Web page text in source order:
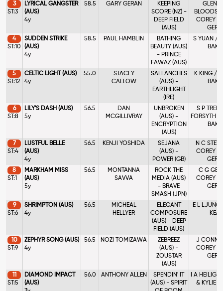
3
ST:3
LYRICAL GANGSTER
(AUS)
4y
58.5 GARY GERAN
KEEPING
SCORE (NZ) -
DEEP FIELD
(AUS)
COREY &
4
ST:10
SUDDEN STRIKE
(AUS)
4y
58.5 PAUL HAMBLIN
BATHING
BEAUTY (AUS)
- PRINCE
FAWAZ (AUS)
S YUAN /
5
ST:12
CELTIC LIGHT (AUS)
4y
55.0
STACEY
CALLOW
SALLANCHES
(AUS) -
EARTHLIGHT
(IRE)
K KING /
6
ST:8
LILY'S DASH (AUS)
5y
56.5
DAN
MCGILLIVRAY
UNBROKEN
(AUS) -
ENCRYPTION
(AUS)
S P
FORSYTH /
7
ST:4
LUSTFUL BELLE
(AUS)
4y
56.5 KENJI YOSHIDA
SEJANA
(AUS) -
POWER (GB)
N C
COREY &
8
ST:1
MARKHAM MISS
(AUS)
5y
56.5
MONTANNA
SAVVA
ROCK THE
MEDIA (AUS)
- BRAVE
SMASH (JPN)
C G
COREY &
9
ST:6
SHRIMPTON (AUS)
4y
56.5
MICHEAL
HELLYER
ELEGANT
COMPOSURE
(AUS) - DEEP
FIELD (AUS)
E L
KEAL
10
ST:9
ZEPHYR SONG (AUS)
4y
56.5 NOZI TOMIZAWA
ZEBREEZ
(AUS) -
ZOUSTAR
(AUS)
J
COREY &
11
ST:5
DIAMOND IMPACT
(AUS)
56.0 ANTHONY ALLEN
SPENDIN' IT
(AUS) - SPIRIT
I A HEILIG /
& KYLIE